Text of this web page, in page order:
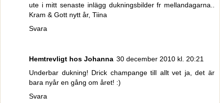
ute i mitt senaste inlägg dukningsbilder fr mellandagarna..
Kram & Gott nytt år, Tiina
Svara
Hemtrevligt hos Johanna 30 december 2010 kl. 20:21
Underbar dukning! Drick champange till allt vet ja, det är
bara nyår en gång om året! :)
Svara